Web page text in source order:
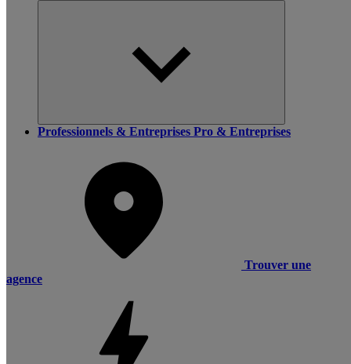
Professionnels & Entreprises Pro & Entreprises
Trouver une
agence